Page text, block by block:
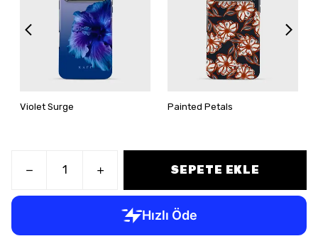
Violet Surge Painted Petals
SEPETE EKLE